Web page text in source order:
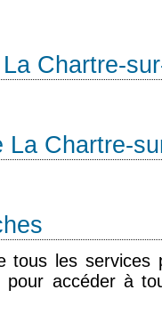
Chartre-
La Chartre-
tous les services
accéder à